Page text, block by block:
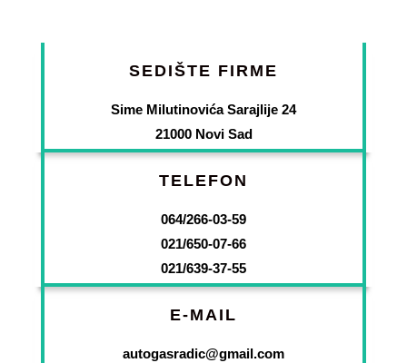
SEDIŠTE FIRME
Sime Milutinovića Sarajlije 24
21000 Novi Sad
TELEFON
064/266-03-59
021/650-07-66
021/639-37-55
E-MAIL
autogasradic@gmail.com